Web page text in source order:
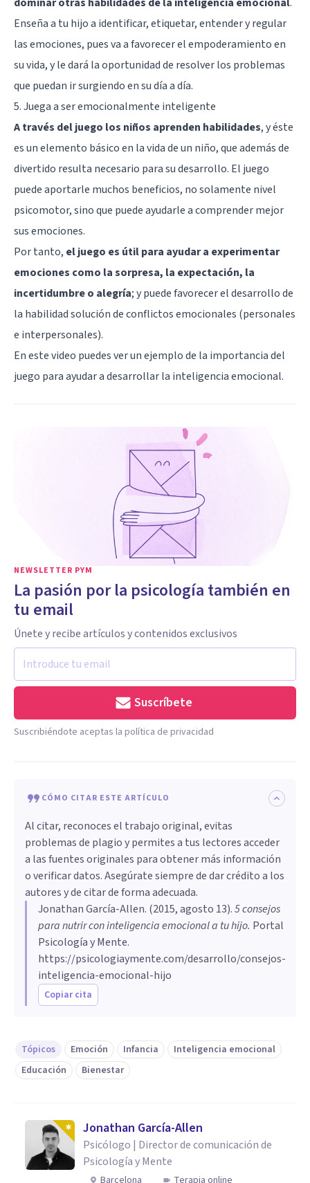
Enseña a tu hijo a identificar, etiquetar, entender y regular
las emociones, puesva a favorecer el empoderamiento en
su vida, y le dará la oportunidad de resolver los problemas
que puedan ir surgiendo en su día a día.
5. Juega a ser emocionalmente inteligente
A través del juego los niños aprenden habilidades, y éste
es un elemento básico en la vida de un niño, que además de
divertido resulta necesario para su desarrollo. El juego
puede aportarle muchos beneficios, no solamente nivel
psicomotor, sino que puede ayudarle a comprender mejor
sus emociones.
Por tanto, el juego es útil para ayudar a experimentar
emociones como la sorpresa, la expectación, la
incertidumbre o alegría; y puede favorecer el desarrollo de
la habilidad solución de conflictos emocionales (personales
e interpersonales).
Eneste video puedes ver un ejemplo de la importancia del
juego para ayudar a desarrollar la inteligencia emocional.
NEWSLETTER PYM
La pasión por la psicología también en
tu email
Únete y recibe artículos y contenidos exclusivos
Suscríbete
Suscribiéndote aceptas la política de privacidad
CÓMO CITAR ESTE ARTÍCULO
Al citar, reconoces el trabajo original, evitas
problemas de plagio y permites a tus lectores acceder
a las fuentes originales para obtener más información
o verificar datos. Asegúrate siempre de dar crédito a los
autores y de citar de forma adecuada.
Jonathan García-Allen. (2015, agosto 13).5 consejos
para nutrir con inteligencia emocional a tu hijo. Portal
Psicología y Mente.
https://psicologiaymente.com/desarrollo/consejos-
inteligencia-emocional-hijo
Copiar cita
Tópicos Emoción Infancia
Inteligencia emocional
Educación
Bienestar
Jonathan García-Allen
Psicólogo | Director de comunicación de
Psicología y Mente
Barcelona Terapia online